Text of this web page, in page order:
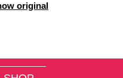
original